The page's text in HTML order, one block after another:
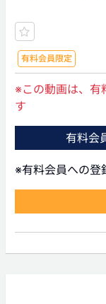
有料会員限定
※この動画は、有
す
有料会
※有料会員への登
前の動画